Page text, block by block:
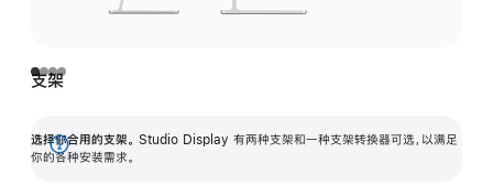
支架
选择你合用的支架。 Studio Display 有两种支架和一种支架转换器可选，以满足
你的各种安装需求。
展